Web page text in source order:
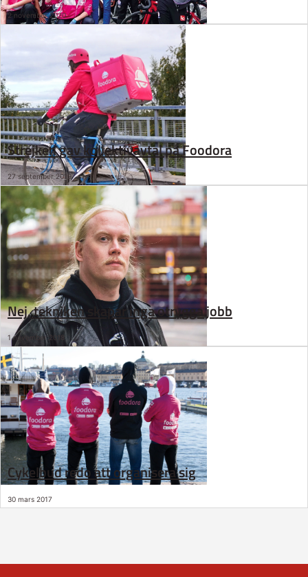
2 november 2020
Strejken gav kollektivavtal på Foodora
27 september 2019
Nej, tekniken skapar inga otrygga jobb
1 november 2018
Cykelbud redo att organisera sig
30 mars 2017